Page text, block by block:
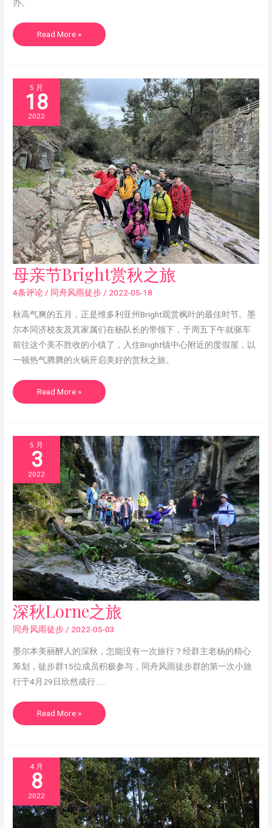
办。
Read More »
5 月
18
2022
母亲节Bright赏秋之旅
4条评论 / 同舟风雨徒步 / 2022-05-18
秋高气爽的五月，正是维多利亚州Bright观赏枫叶的最佳时节。墨
尔本同济校友及其家属们在杨队长的带领下，于周五下午就驱车
前往这个美不胜收的小镇了，入住Bright镇中心附近的度假屋，以
一顿热气腾腾的火锅开启美好的赏秋之旅。
母
亲
节
Bright
赏
之
旅
Read More »
5 月
3
2022
深秋Lorne之旅
同舟风雨徒步/ 2022-05-03
墨尔本美丽醉人的深秋，怎能没有一次旅行？经群主老杨的精心
筹划，徒步群15位成员积极参与，同舟风雨徒步群的第一次小旅
行于4月29日欣然成行……
深
秋
Lorne
之
旅
Read More »
4 月
8
2022